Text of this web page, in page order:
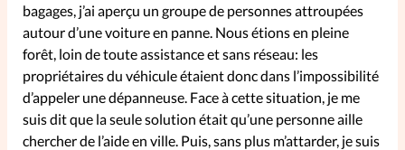
Shopping Spi
Si(x) simple de...
SpirituElles
Vive la famille
bagages, j’ai aperçu un groupe de personnes attroupées
autour d’une voiture en panne. Nous étions en pleine
forêt, loin de toute assistance et sans réseau: les
propriétaires du véhicule étaient donc dans l’impossibilité
d’appeler une dépanneuse. Face à cette situation, je me
suis dit que la seule solution était qu’une personne aille
chercher de l’aide en ville. Puis, sans plus m’attarder, je suis